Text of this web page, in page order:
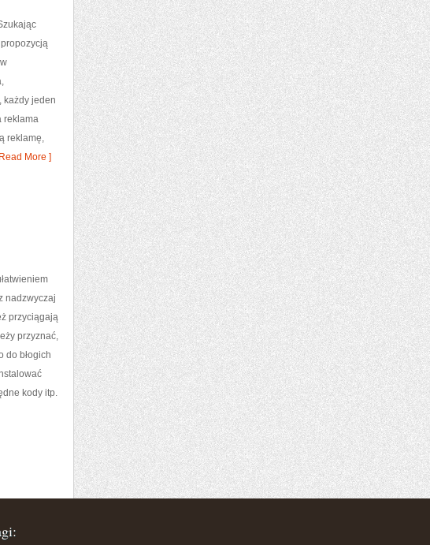
każdy jeden
reklama
reklamę,
More ]
nadzwyczaj
przyciągają
przyznać,
do błogich
kody itp.